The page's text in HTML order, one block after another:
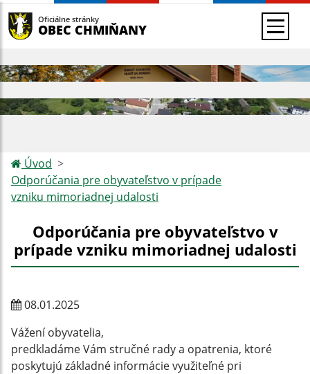
Oficiálne stránky
OBEC CHMIŇANY
Úvod
Odporúčania pre obyvateľstvo v prípade
vzniku mimoriadnej udalosti
Odporúčania pre obyvateľstvo v
prípade vzniku mimoriadnej udalosti
08.01.2025
Vážení obyvatelia,
predkladáme Vám stručné rady a opatrenia, ktoré
poskytujú základné informácie využiteľné pri